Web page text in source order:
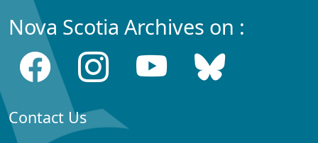
Nova Scotia Archives on :
Contact Us